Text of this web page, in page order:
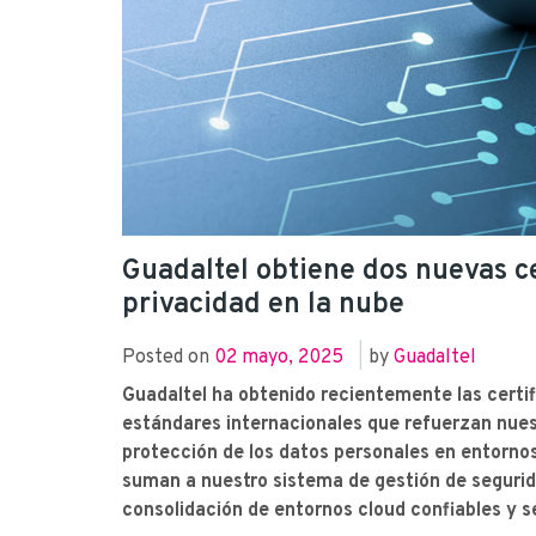
Guadaltel obtiene dos nuevas
privacidad en la nube
Posted on 02 mayo, 2025 by Guadaltel
Guadaltel ha obtenido recientemente las
estándares internacionales que refuerzan
protección de los datos personales en
suman a nuestro sistema de gestión de
consolidación de entornos cloud confiables y